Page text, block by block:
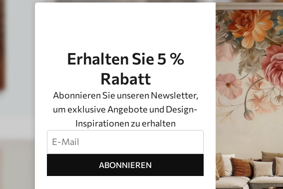
Erhalten Sie 5 %
Rabatt
Abonnieren Sie unseren Newsletter,
um exklusive Angebote und Design-
Inspirationen zu erhalten
ABONNIEREN
Schwarz und weiß Stein, marmor